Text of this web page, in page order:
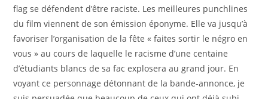
flag se défendent d’être raciste. Les meilleures punchlines
du film viennent de son émission éponyme. Elle va jusqu’à
favoriser l’organisation de la fête « faites sortir le négro en
vous » au cours de laquelle le racisme d’une centaine
d’étudiants blancs de sa fac explosera au grand jour. En
voyant ce personnage détonnant de la bande-annonce, je